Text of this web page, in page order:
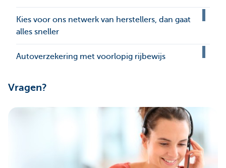
Kies voor ons netwerk van herstellers, dan gaat
alles sneller
Autoverzekering met voorlopig rijbewijs
Vragen?